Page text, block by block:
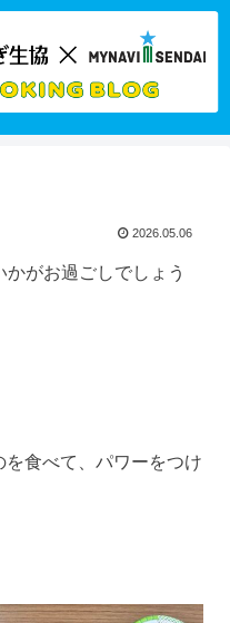
2026.05.06
がお過ごしでしょう
食べて、パワーをつけ